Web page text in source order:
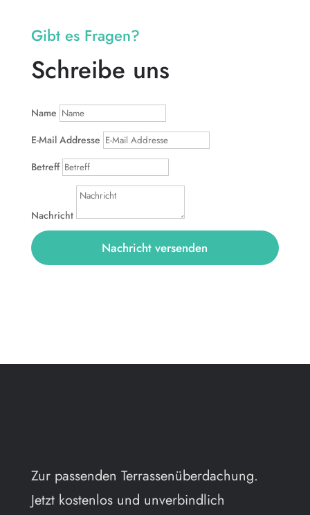
Gibt es Fragen?
Schreibe uns
Name
E-Mail Addresse
Betreff
Nachricht
Nachricht versenden
Zur passenden Terrassenüberdachung.
Jetzt kostenlos und unverbindlich